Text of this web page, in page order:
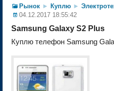
Рынок ► Куплю ►
04.12.2017 18:55:42
Samsung Galaxy S2 Plus
Куплю телефон Samsung